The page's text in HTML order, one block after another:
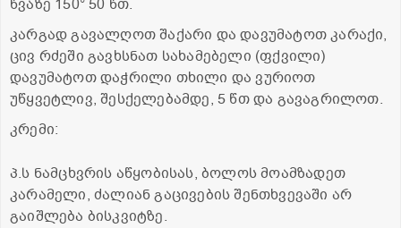
წვაზე 150° 50 წთ.
კარგად გავალღოთ შაქარი და დავუმატოთ კარაქი,
ცივ რძეში გავხსნათ სახამებელი (ფქვილი)
დავუმატოთ დაჭრილი თხილი და ვურიოთ
უწყვეტლივ, შესქელებამდე, 5 წთ და გავაგრილოთ.
კრემი:
პ.ს ნამცხვრის აწყობისას, ბოლოს მოამზადეთ
კარამელი, ძალიან გაცივების შენთხვევაში არ
გაიშლება ბისკვიტზე.